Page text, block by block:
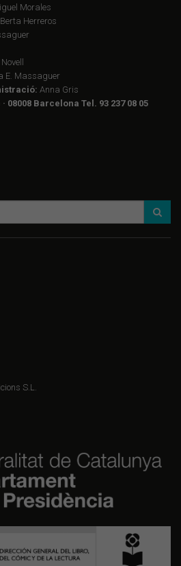
Morales
Berta Herreros
E. Massaguer
Anna Gris
Barcelona Tel. 93 237 08 05
S.L.